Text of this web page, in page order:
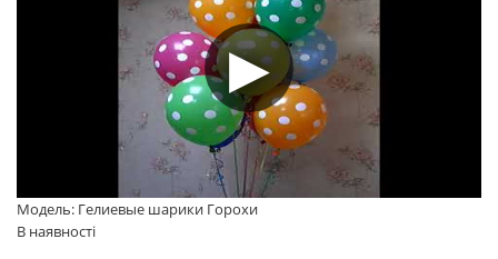
Модель: Гелиевые шарики Горохи
В наявності